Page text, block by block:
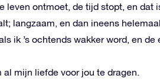
leven ontmoet, de tijd stopt, en dat
langzaam, en dan ineens
ik ’s ochtends wakker word, en de
mijn liefde voor jou te dragen.